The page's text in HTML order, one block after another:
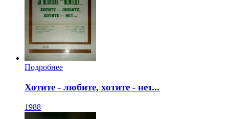
Подробнее
Хотите - любите, хотите - нет...
1988